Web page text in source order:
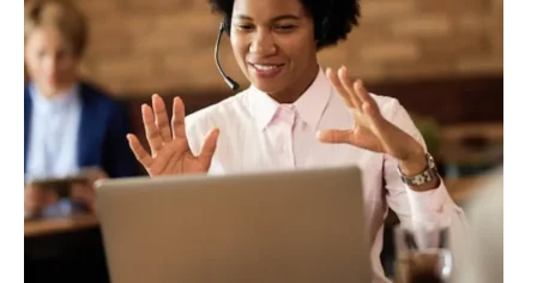
RESULTADOS